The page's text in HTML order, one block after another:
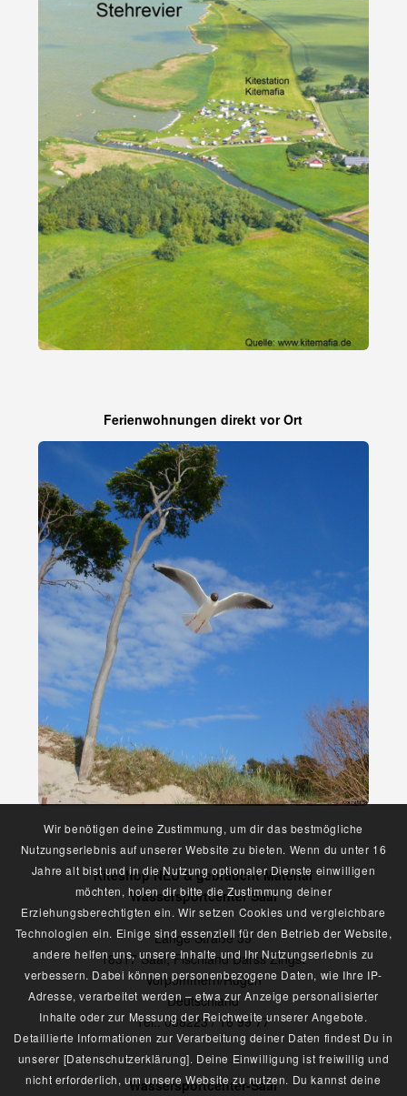
Ferienwohnungen direkt vor Ort
Kiteshop NEU & gebraucht Material
Wassersportcenter Saal
Lange Straße 39
18317 Saal, Fischland Darss Zingst
Vorpommern/Rügen
Deutschland
Tel.: 038223 / 16 99 77
Wassersportcenter-Saal
Wir benötigen deine Zustimmung, um dir das bestmögliche
Nutzungserlebnis auf unserer Website zu bieten. Wenn du unter 16
Jahre alt bist und in die Nutzung optionaler Dienste einwilligen
möchten, holen dir bitte die Zustimmung deiner
Erziehungsberechtigten ein. Wir setzen Cookies und vergleichbare
Technologien ein. Einige sind essenziell für den Betrieb der Website,
andere helfen uns, unsere Inhalte und Ihr Nutzungserlebnis zu
verbessern. Dabei können personenbezogene Daten, wie Ihre IP-
Adresse, verarbeitet werden – etwa zur Anzeige personalisierter
Inhalte oder zur Messung der Reichweite unserer Angebote.
Detaillierte Informationen zur Verarbeitung deiner Daten findest Du in
unserer [Datenschutzerklärung]. Deine Einwilligung ist freiwillig und
nicht erforderlich, um unsere Website zu nutzen. Du kannst deine